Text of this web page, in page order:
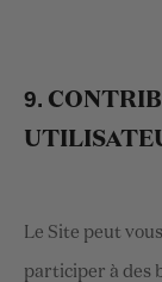
9.
Le Site peut
participer à des